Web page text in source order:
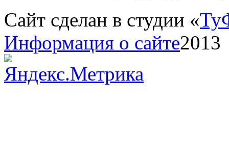
Сайт сделан в студии «
Информация о сайте2013